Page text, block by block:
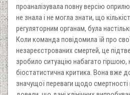
проаналізувала повну версію
не знала і не могла знати, що
регуляторним органам, була
Коли команда повідомила їй про
незареєстрованих смертей, це
зробило ситуацію набагато гіршою,
біостатистична критика. Вона вже
значущої переваги щодо смертності